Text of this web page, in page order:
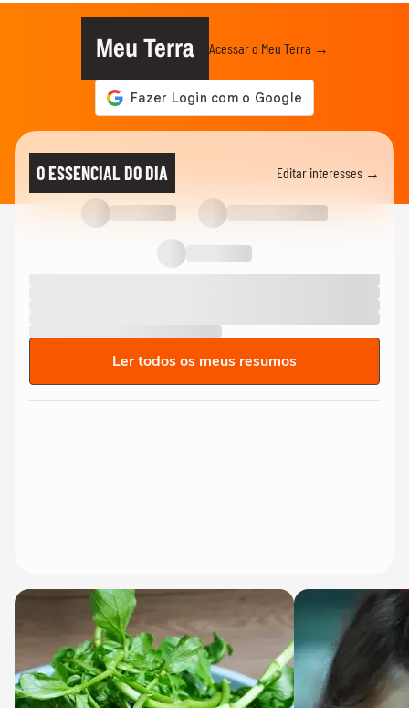
Meu Terra Acessar o Meu Terra →
O ESSENCIAL DO DIA Editar interesses →
Ler todos os meus resumos